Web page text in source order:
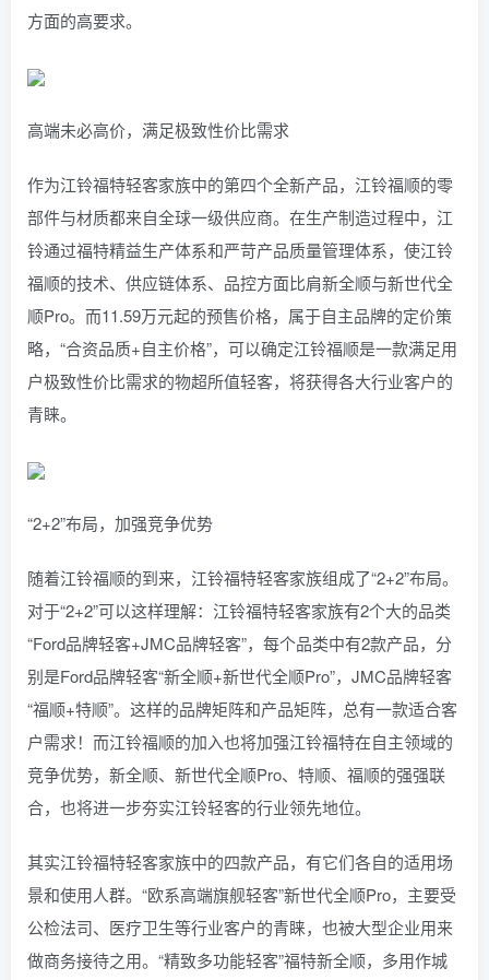
方面的高要求。
高端未必高价，满足极致性价比需求
作为江铃福特轻客家族中的第四个全新产品，江铃福顺的零
部件与材质都来自全球一级供应商。在生产制造过程中，江
铃通过福特精益生产体系和严苛产品质量管理体系，使江铃
福顺的技术、供应链体系、品控方面比肩新全顺与新世代全
顺Pro。而11.59万元起的预售价格，属于自主品牌的定价策
略，“合资品质+自主价格”，可以确定江铃福顺是一款满足用
户极致性价比需求的物超所值轻客，将获得各大行业客户的
青睐。
“2+2”布局，加强竞争优势
随着江铃福顺的到来，江铃福特轻客家族组成了“2+2”布局。
对于“2+2”可以这样理解：江铃福特轻客家族有2个大的品类
“Ford品牌轻客+JMC品牌轻客”，每个品类中有2款产品，分
别是Ford品牌轻客“新全顺+新世代全顺Pro”，JMC品牌轻客
“福顺+特顺”。这样的品牌矩阵和产品矩阵，总有一款适合客
户需求！而江铃福顺的加入也将加强江铃福特在自主领域的
竞争优势，新全顺、新世代全顺Pro、特顺、福顺的强强联
合，也将进一步夯实江铃轻客的行业领先地位。
其实江铃福特轻客家族中的四款产品，有它们各自的适用场
景和使用人群。“欧系高端旗舰轻客”新世代全顺Pro，主要受
公检法司、医疗卫生等行业客户的青睐，也被大型企业用来
做商务接待之用。“精致多功能轻客”福特新全顺，多用作城